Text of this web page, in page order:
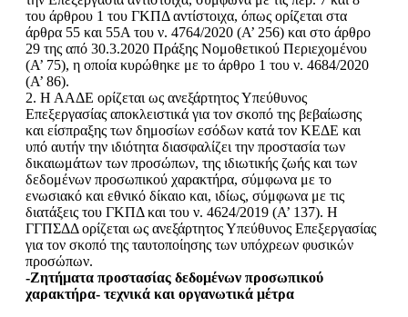
του άρθρου 1 του ΓΚΠΔ αντίστοιχα, όπως ορίζεται στα
άρθρα 55 και 55Α του ν. 4764/2020 (Α’ 256) και στο άρθρο
29 της από 30.3.2020 Πράξης Νομοθετικού Περιεχομένου
(Α’ 75), η οποία κυρώθηκε με το άρθρο 1 του ν. 4684/2020
(Α’ 86).
2. Η ΑΑΔΕ ορίζεται ως ανεξάρτητος Υπεύθυνος
Επεξεργασίας αποκλειστικά για τον σκοπό της βεβαίωσης
και είσπραξης των δημοσίων εσόδων κατά τον ΚΕΔΕ και
υπό αυτήν την ιδιότητα διασφαλίζει την προστασία των
δικαιωμάτων των προσώπων, της ιδιωτικής ζωής και των
δεδομένων προσωπικού χαρακτήρα, σύμφωνα με το
ενωσιακό και εθνικό δίκαιο και, ιδίως, σύμφωνα με τις
διατάξεις του ΓΚΠΔ και του ν. 4624/2019 (Α’ 137). Η
ΓΓΠΣΔΔ ορίζεται ως ανεξάρτητος Υπεύθυνος Επεξεργασίας
για τον σκοπό της ταυτοποίησης των υπόχρεων φυσικών
προσώπων.
-Ζητήματα προστασίας δεδομένων προσωπικού
χαρακτήρα- τεχνικά και οργανωτικά μέτρα